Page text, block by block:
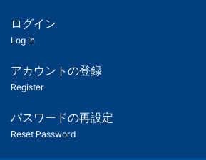
ツ
匿
名
ユ
ー
ログイン
Log in
アカウントの登録
Register
パスワードの再設定
Reset Password